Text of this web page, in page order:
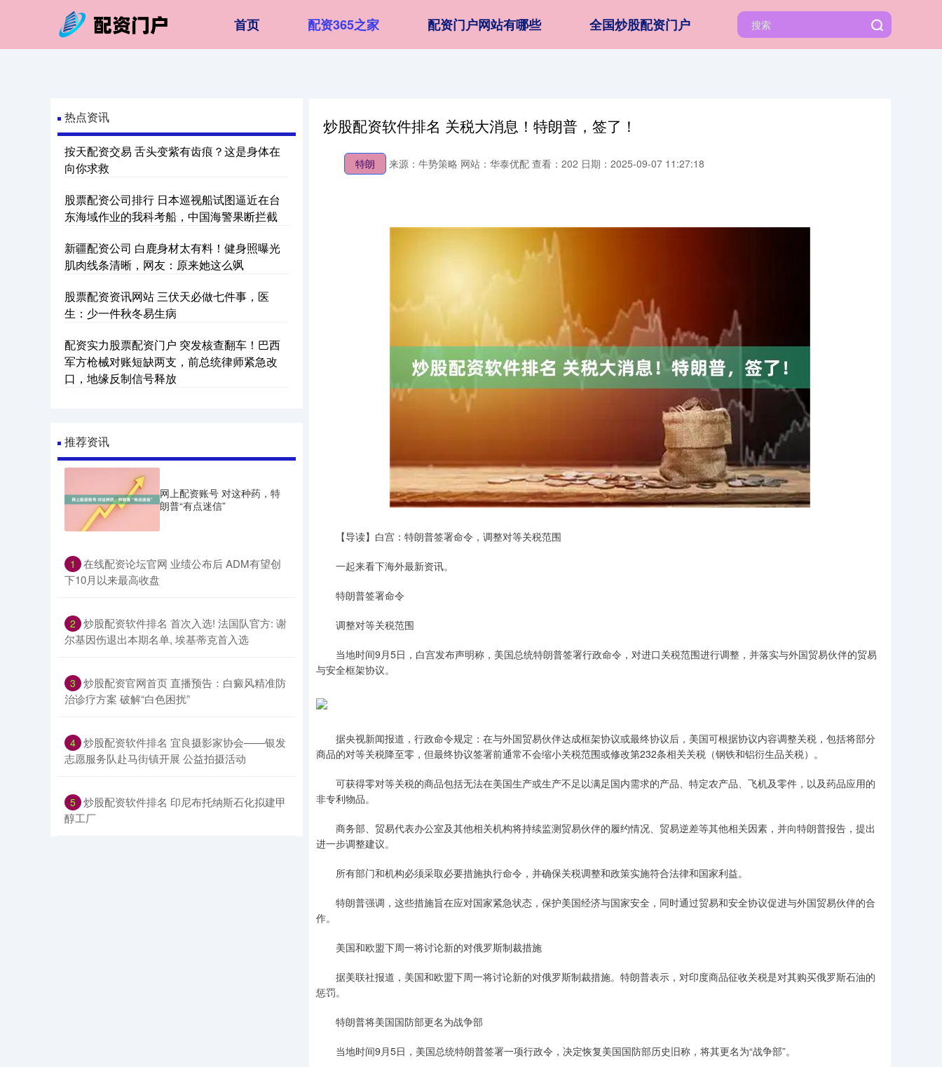
首页 配资365之家 配资门户网站有哪些 全国炒股配资门户
炒股配资软件排名 关税大消息！特朗普，签了！
特朗 来源：牛势策略 网站：华泰优配 查看：202 日期：2025-09-07 11:27:18
【导读】白宫：特朗普签署命令，调整对等关税范围
一起来看下海外最新资讯。
特朗普签署命令
调整对等关税范围
当地时间9月5日，白宫发布声明称，美国总统特朗普签署行政命令，对进口关税范围进行调整，并落实与外国贸易伙伴的贸易
与安全框架协议。
据央视新闻报道，行政命令规定：在与外国贸易伙伴达成框架协议或最终协议后，美国可根据协议内容调整关税，包括将部分
商品的对等关税降至零，但最终协议签署前通常不会缩小关税范围或修改第232条相关关税（钢铁和铝衍生品关税）。
可获得零对等关税的商品包括无法在美国生产或生产不足以满足国内需求的产品、特定农产品、飞机及零件，以及药品应用的
非专利物品。
商务部、贸易代表办公室及其他相关机构将持续监测贸易伙伴的履约情况、贸易逆差等其他相关因素，并向特朗普报告，提出
进一步调整建议。
所有部门和机构必须采取必要措施执行命令，并确保关税调整和政策实施符合法律和国家利益。
特朗普强调，这些措施旨在应对国家紧急状态，保护美国经济与国家安全，同时通过贸易和安全协议促进与外国贸易伙伴的合
作。
美国和欧盟下周一将讨论新的对俄罗斯制裁措施
据美联社报道，美国和欧盟下周一将讨论新的对俄罗斯制裁措施。特朗普表示，对印度商品征收关税是对其购买俄罗斯石油的
惩罚。
特朗普将美国国防部更名为战争部
当地时间9月5日，美国总统特朗普签署一项行政令，决定恢复美国国防部历史旧称，将其更名为“战争部”。
热点资讯
按天配资交易 舌头变紫有齿痕？这是身体在
向你求救
股票配资公司排行 日本巡视船试图逼近在台
东海域作业的我科考船，中国海警果断拦截
新疆配资公司 白鹿身材太有料！健身照曝光
肌肉线条清晰，网友：原来她这么飒
股票配资资讯网站 三伏天必做七件事，医
生：少一件秋冬易生病
配资实力股票配资门户 突发核查翻车！巴西
军方枪械对账短缺两支，前总统律师紧急改
口，地缘反制信号释放
推荐资讯
网上配资账号 对这种药，特
朗普“有点迷信”
1
​在线配资论坛官网 业绩公布后 ADM有望创
下10月以来最高收盘
2 ​炒股配资软件排名 首次入选! 法国队官方: 谢
尔基因伤退出本期名单, 埃基蒂克首入选
3 ​炒股配资官网首页 直播预告：白癜风精准防
治诊疗方案 破解“白色困扰”
4 ​炒股配资软件排名 宜良摄影家协会——银发
志愿服务队赴马街镇开展 公益拍摄活动
5 ​炒股配资软件排名 印尼布托纳斯石化拟建甲
醇工厂